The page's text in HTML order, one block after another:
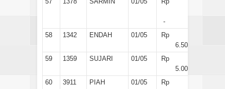
-
58
1342 ENDAH 01/05
Rp
6.500
59
1359 SUJARI 01/05
Rp
5.000
60
3911 PIAH 01/05 Rp